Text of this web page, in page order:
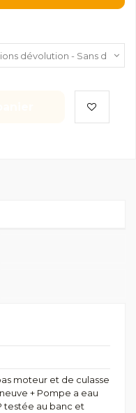
moteur et de culasse
+ Pompe a eau
testée au banc et